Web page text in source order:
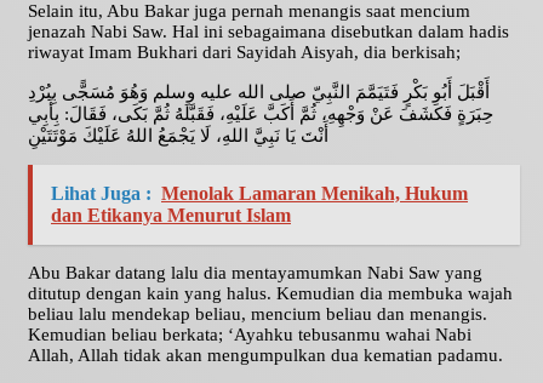
Selain itu, Abu Bakar juga pernah menangis saat mencium
jenazah Nabi Saw. Hal ini sebagaimana disebutkan dalam hadis
riwayat Imam Bukhari dari Sayidah Aisyah, dia berkisah;
أَقْبَلَ أَبُو بَكْرٍ فَتَيَمَّمَ النَّبِيّ صلى الله عليه وسلم وَهُوَ مُسَجًّى بِبُرْدِ
حِبَرَةٍ فَكَشَفَ عَنْ وَجْهِهِ، ثُمَّ أَكَبَّ عَلَيْهِ، فَقَبَّلَهُ ثُمَّ بَكَى، فَقَالَ: بِأَبِي
أَنْتَ يَا نَبِيَّ اللهِ، لَا يَجْمَعُ اللهُ عَلَيْكَ مَوْتَتَيْنِ
Lihat Juga : Menolak Lamaran Menikah, Hukum
dan Etikanya Menurut Islam
Abu Bakar datang lalu dia mentayamumkan Nabi Saw yang
ditutup dengan kain yang halus. Kemudian dia membuka wajah
beliau lalu mendekap beliau, mencium beliau dan menangis.
Kemudian beliau berkata; ‘Ayahku tebusanmu wahai Nabi
Allah, Allah tidak akan mengumpulkan dua kematian padamu.